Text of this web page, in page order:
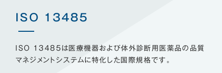
ISO 13485
ISO 13485は医療機器および体外診断用医薬品の品質
マネジメントシステムに特化した国際規格です。